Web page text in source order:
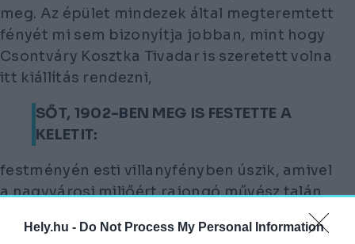
Hely.hu - Do Not Process My Personal Information
meg. Az épület mindezek által megteremtett
fényét mi sem bizonyítja jobban, mint hogy
Csontváry Kosztka Tivadar is szeretett volna
itt kiállítás rendezni,
SŐT, 1902-BEN MEG IS FESTETTE A
KELETIT:
festményén esti villanyfényben úszik, amivel
a nagyvárosi miliőért rajongó művész talán
tökéletesen meg is ragadta az esszenciáját,
hiszen az európai pályaudvarok közül itt